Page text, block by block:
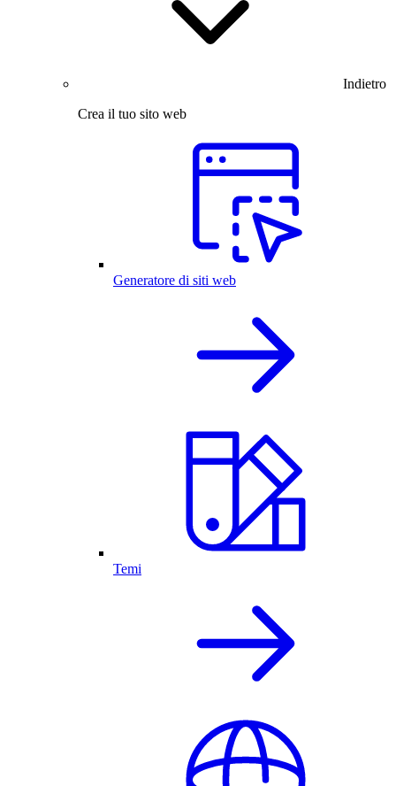
Indietro
Crea il tuo sito web
Generatore di siti web
Temi